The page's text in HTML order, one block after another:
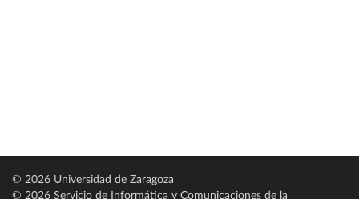
© 2026 Universidad de Zaragoza
© 2026 Servicio de Informática y Comunicaciones de la